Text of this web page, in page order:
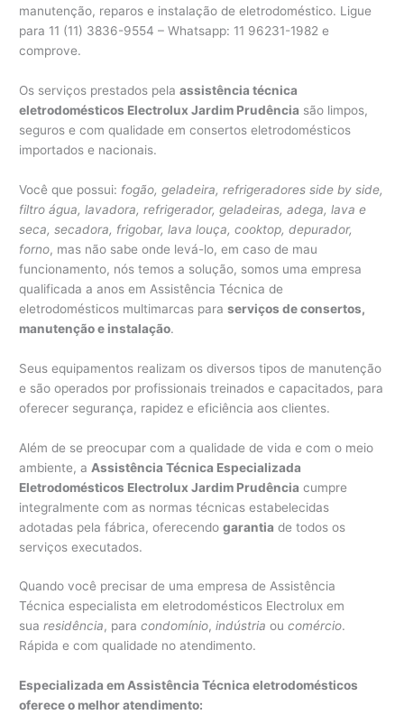
manutenção, reparos e instalação de eletrodoméstico. Ligue
para 11 (11) 3836-9554 – Whatsapp: 11 96231-1982 e
comprove.
Os serviços prestados pelaassistência técnica
eletrodomésticos Electrolux Jardim Prudência são limpos,
seguros e com qualidade em consertos eletrodomésticos
importados e nacionais.
Você que possui: fogão, geladeira, refrigeradores side by side,
filtro água, lavadora, refrigerador, geladeiras, adega, lava e
seca, secadora, frigobar, lava louça, cooktop, depurador,
forno, mas não sabe onde levá-lo, em caso de mau
funcionamento, nós temos a solução, somos uma empresa
qualificada a anos em Assistência Técnica de
eletrodomésticos multimarcas paraserviços de consertos,
manutenção e instalação.
Seus equipamentos realizam os diversos tipos de manutenção
e são operados por profissionais treinados e capacitados, para
oferecer segurança, rapidez e eficiência aos clientes.
Além de se preocupar com a qualidade de vida e com o meio
ambiente, a Assistência Técnica Especializada
Eletrodomésticos Electrolux Jardim Prudência cumpre
integralmente com as normas técnicas estabelecidas
adotadas pela fábrica, oferecendogarantia de todos os
serviços executados.
Quando você precisar de uma empresa de Assistência
Técnica especialista em eletrodomésticos Electrolux em
suaresidência, paracondomínio,indústria oucomércio.
Rápida e com qualidade no atendimento.
Especializada em Assistência Técnica eletrodomésticos
oferece o melhor atendimento: